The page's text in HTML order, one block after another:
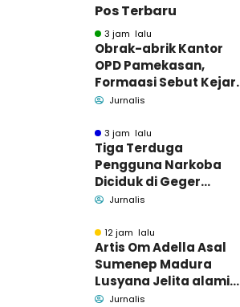
Pos Terbaru
3 jam lalu
Obrak-abrik Kantor
OPD Pamekasan,
Formaasi Sebut Kejari
Pamekasan
Jurnalis
3 jam lalu
Tiga Terduga
Pengguna Narkoba
Diciduk di Geger
Bangkalan, Polisi Masih
Barang Bukti
Jurnalis
12 jam lalu
Artis Om Adella Asal
Sumenep Madura
Lusyana Jelita alami
kecelakaan di Wonogiri
Jurnalis